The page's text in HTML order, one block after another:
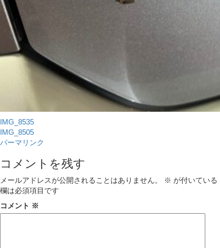
IMG_8535
IMG_8505
パーマリンク
コメントを残す
メールアドレスが公開されることはありません。 ※ が付いている
欄は必須項目です
コメント ※